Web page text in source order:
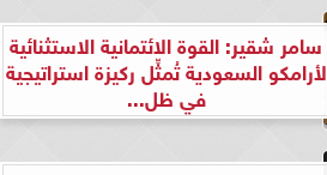
سامر شقير: القوة الائتمانية الاستثنائية
لأرامكو السعودية تُمثِّل ركيزة استراتيجية
في ظل...